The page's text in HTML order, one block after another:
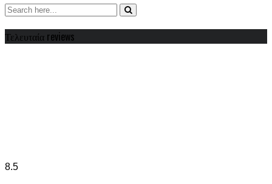
Τελευταία reviews
8.5